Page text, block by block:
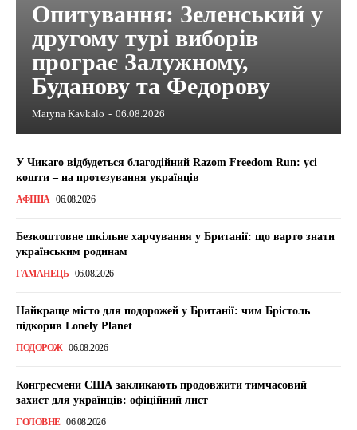
Опитування: Зеленський у
другому турі виборів
програє Залужному,
Буданову та Федорову
Maryna Kavkalo - 06.08.2026
У Чикаго відбудеться благодійний Razom Freedom Run: усі
кошти – на протезування українців
АФІША 06.08.2026
Безкоштовне шкільне харчування у Британії: що варто знати
українським родинам
ГАМАНЕЦЬ 06.08.2026
Найкраще місто для подорожей у Британії: чим Брістоль
підкорив Lonely Planet
ПОДОРОЖ 06.08.2026
Конгресмени США закликають продовжити тимчасовий
захист для українців: офіційний лист
ГОЛОВНЕ 06.08.2026